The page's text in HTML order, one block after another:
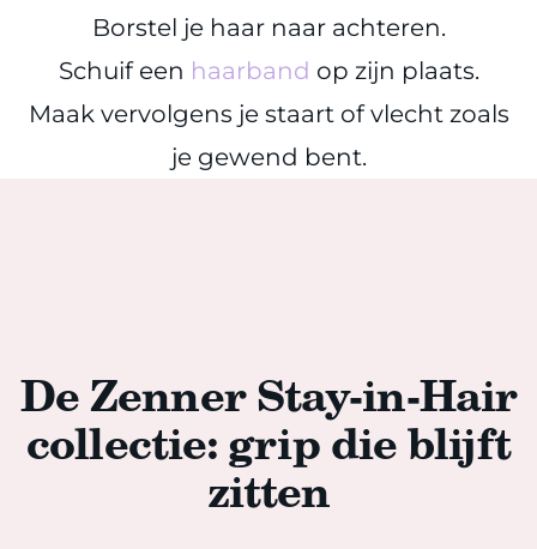
Borstel je haar naar achteren.
Schuif een haarband op zijn plaats.
Maak vervolgens je staart of vlecht zoals
je gewend bent.
De Zenner Stay-in-Hair
collectie: grip die blijft
zitten